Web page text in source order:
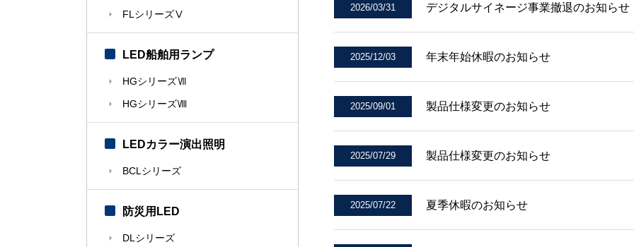
2026/03/31 デジタルサイネージ事業撤退のお知らせ
2025/12/03 年末年始休暇のお知らせ
2025/09/01 製品仕様変更のお知らせ
2025/07/29 製品仕様変更のお知らせ
2025/07/22 夏季休暇のお知らせ
FLシリーズⅤ
LED船舶用ランプ
HGシリーズⅦ
HGシリーズⅧ
LEDカラー演出照明
BCLシリーズ
防災用LED
DLシリーズ